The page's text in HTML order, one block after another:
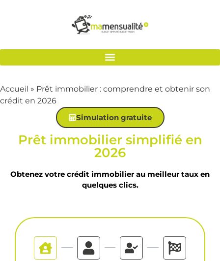
Accueil » Prêt immobilier : comprendre et obtenir son
crédit en 2026
Simulation gratuite
Prêt immobilier simplifié en
2026
Obtenez votre crédit immobilier au meilleur taux en
quelques clics.